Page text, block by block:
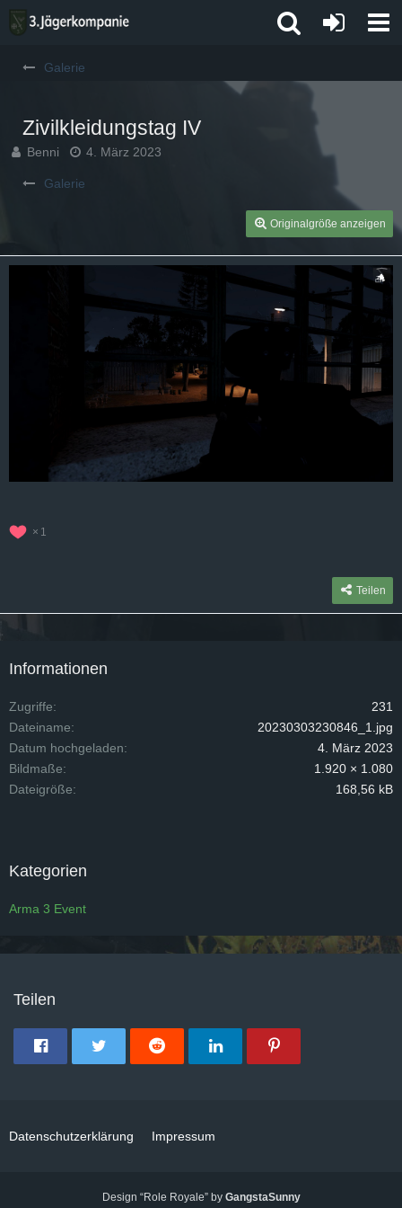
Galerie
Zivilkleidungstag IV
Benni 4. März 2023
Galerie
Originalgröße anzeigen
1
Teilen
Informationen
Zugriffe
231
Dateiname
20230303230846_1.jpg
Datum hochgeladen
4. März 2023
Bildmaße
1.920 × 1.080
Dateigröße
168,56 kB
Kategorien
Arma 3 Event
Teilen
Datenschutzerklärung Impressum
Design “Role Royale” by GangstaSunny